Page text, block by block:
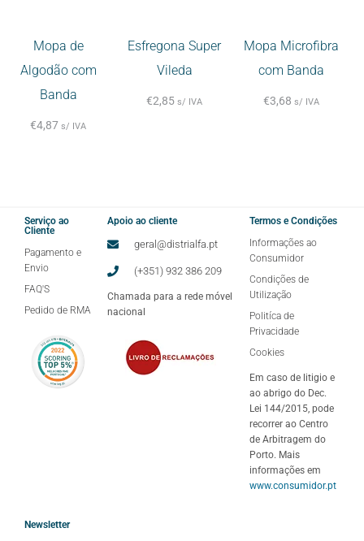
Mopa de
Algodão com
Banda
€4,87 s/ IVA
Esfregona Super
Vileda
€2,85 s/ IVA
Mopa Microfibra
com Banda
€3,68 s/ IVA
Serviço ao
Cliente
Pagamento e
Envio
FAQ'S
Pedido de RMA
Apoio ao cliente
geral@distrialfa.pt
(+351) 932 386 209
Chamada para a rede móvel
nacional
Termos e Condições
Informações ao
Consumidor
Condições de
Utilização
Politíca de
Privacidade
Cookies
Em caso de litigio e
ao abrigo do Dec.
Lei 144/2015, pode
recorrer ao Centro
de Arbitragem do
Porto. Mais
informações em
www.consumidor.pt
Newsletter